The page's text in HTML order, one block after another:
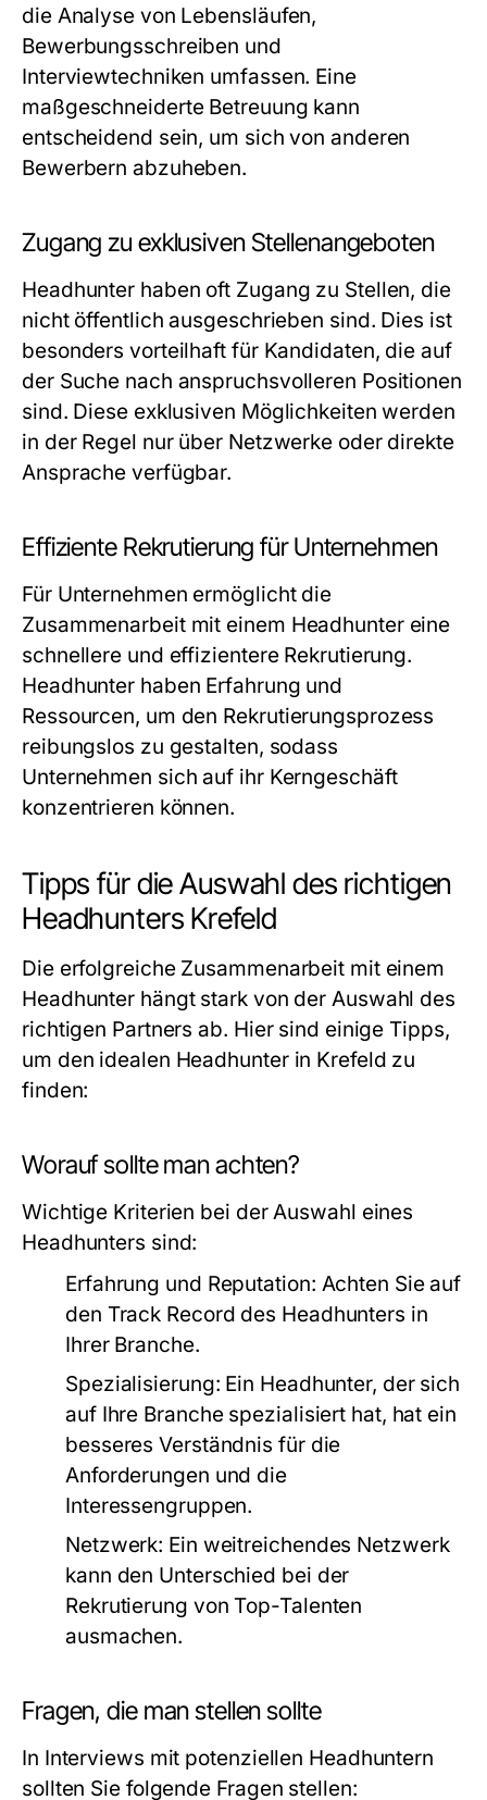
die Analyse von Lebensläufen,
Bewerbungsschreiben und
Interviewtechniken umfassen. Eine
maßgeschneiderte Betreuung kann
entscheidend sein, um sich von anderen
Bewerbern abzuheben.
Zugang zu exklusiven Stellenangeboten
Headhunter haben oft Zugang zu Stellen, die
nicht öffentlich ausgeschrieben sind. Dies ist
besonders vorteilhaft für Kandidaten, die auf
der Suche nach anspruchsvolleren Positionen
sind. Diese exklusiven Möglichkeiten werden
in der Regel nur über Netzwerke oder direkte
Ansprache verfügbar.
Effiziente Rekrutierung für Unternehmen
Für Unternehmen ermöglicht die
Zusammenarbeit mit einem Headhunter eine
schnellere und effizientere Rekrutierung.
Headhunter haben Erfahrung und
Ressourcen, um den Rekrutierungsprozess
reibungslos zu gestalten, sodass
Unternehmen sich auf ihr Kerngeschäft
konzentrieren können.
Tipps für die Auswahl des richtigen
Headhunters Krefeld
Die erfolgreiche Zusammenarbeit mit einem
Headhunter hängt stark von der Auswahl des
richtigen Partners ab. Hier sind einige Tipps,
um den idealen Headhunter in Krefeld zu
finden:
Worauf sollte man achten?
Wichtige Kriterien bei der Auswahl eines
Headhunters sind:
Erfahrung und Reputation: Achten Sie auf
den Track Record des Headhunters in
Ihrer Branche.
Spezialisierung: Ein Headhunter, der sich
auf Ihre Branche spezialisiert hat, hat ein
besseres Verständnis für die
Anforderungen und die
Interessengruppen.
Netzwerk: Ein weitreichendes Netzwerk
kann den Unterschied bei der
Rekrutierung von Top-Talenten
ausmachen.
Fragen, die man stellen sollte
In Interviews mit potenziellen Headhuntern
sollten Sie folgende Fragen stellen: